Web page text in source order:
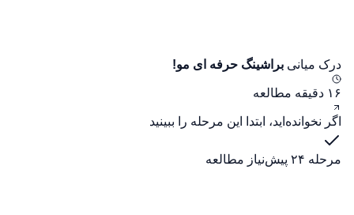
درک میانی براشینگ حرفه ای مو!
۱۶ دقیقه مطالعه
اگر نخوانده‌اید، ابتدا این مرحله را ببینید
مرحله ۲۴ پیش‌نیاز مطالعه